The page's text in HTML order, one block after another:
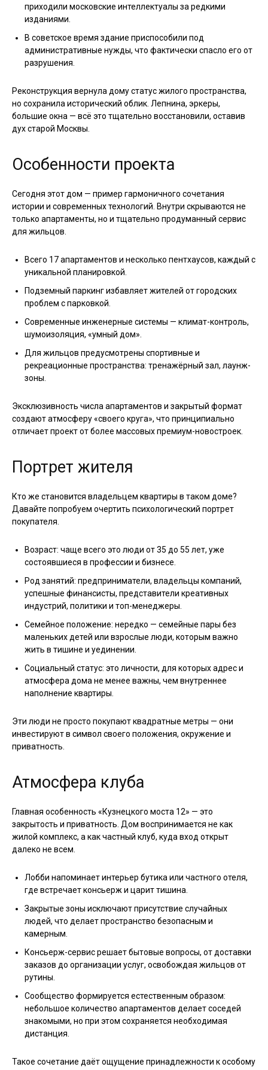
приходили московские интеллектуалы за редкими
изданиями.
В советское время здание приспособили под
административные нужды, что фактически спасло его от
разрушения.
Реконструкция вернула дому статус жилого пространства,
но сохранила исторический облик. Лепнина, эркеры,
большие окна — всё это тщательно восстановили, оставив
дух старой Москвы.
Особенности проекта
Сегодня этот дом — пример гармоничного сочетания
истории и современных технологий. Внутри скрываются не
только апартаменты, но и тщательно продуманный сервис
для жильцов.
Всего 17 апартаментов и несколько пентхаусов, каждый с
уникальной планировкой.
Подземный паркинг избавляет жителей от городских
проблем с парковкой.
Современные инженерные системы — климат-контроль,
шумоизоляция, «умный дом».
Для жильцов предусмотрены спортивные и
рекреационные пространства: тренажёрный зал, лаунж-
зоны.
Эксклюзивность числа апартаментов и закрытый формат
создают атмосферу «своего круга», что принципиально
отличает проект от более массовых премиум-новостроек.
Портрет жителя
Кто же становится владельцем квартиры в таком доме?
Давайте попробуем очертить психологический портрет
покупателя.
Возраст: чаще всего это люди от 35 до 55 лет, уже
состоявшиеся в профессии и бизнесе.
Род занятий: предприниматели, владельцы компаний,
успешные финансисты, представители креативных
индустрий, политики и топ-менеджеры.
Семейное положение: нередко — семейные пары без
маленьких детей или взрослые люди, которым важно
жить в тишине и уединении.
Социальный статус: это личности, для которых адрес и
атмосфера дома не менее важны, чем внутреннее
наполнение квартиры.
Эти люди не просто покупают квадратные метры — они
инвестируют в символ своего положения, окружение и
приватность.
Атмосфера клуба
Главная особенность «Кузнецкого моста 12» — это
закрытость и приватность. Дом воспринимается не как
жилой комплекс, а как частный клуб, куда вход открыт
далеко не всем.
Лобби напоминает интерьер бутика или частного отеля,
где встречает консьерж и царит тишина.
Закрытые зоны исключают присутствие случайных
людей, что делает пространство безопасным и
камерным.
Консьерж-сервис решает бытовые вопросы, от доставки
заказов до организации услуг, освобождая жильцов от
рутины.
Сообщество формируется естественным образом:
небольшое количество апартаментов делает соседей
знакомыми, но при этом сохраняется необходимая
дистанция.
Такое сочетание даёт ощущение принадлежности к особому